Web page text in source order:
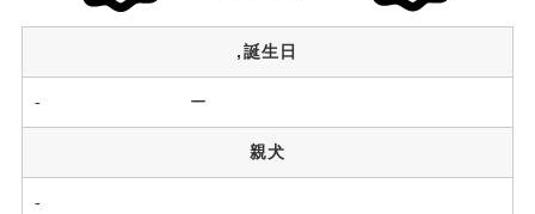
,誕生日
- ー
親犬
-